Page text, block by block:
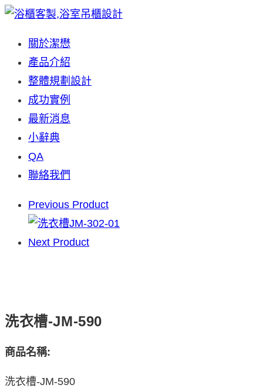
Skip
content
關於潔懋
產品介紹
整體規劃設計
成功實例
最新消息
小辭典
QA
聯絡我們
Previous Product
Next Product
洗衣槽-JM-590
商品名稱:
洗衣槽-JM-590